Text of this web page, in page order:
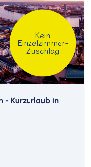
Kein
Einzelzimmer-
Zuschlag
- Kurzurlaub in